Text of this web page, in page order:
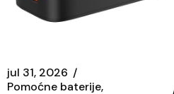
jul 31, 2026
Pomoćne baterije